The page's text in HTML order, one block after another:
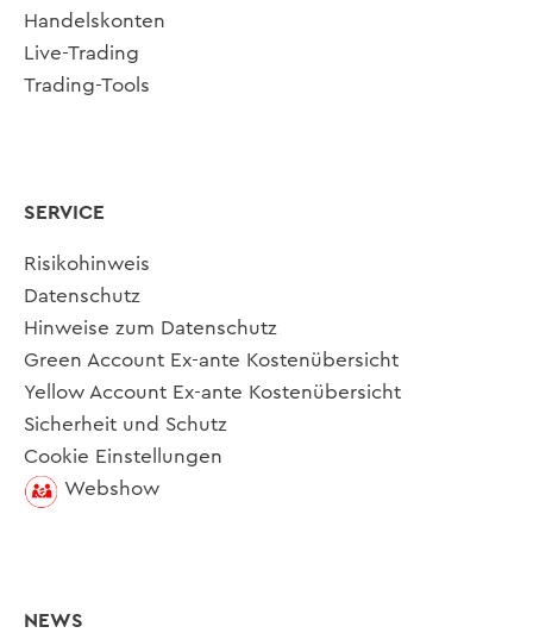
Handelskonten
Live-Trading
Trading-Tools
SERVICE
Risikohinweis
Datenschutz
Hinweise zum Datenschutz
Green Account Ex-ante Kostenübersicht
Yellow Account Ex-ante Kostenübersicht
Sicherheit und Schutz
Cookie Einstellungen
Webshow
NEWS